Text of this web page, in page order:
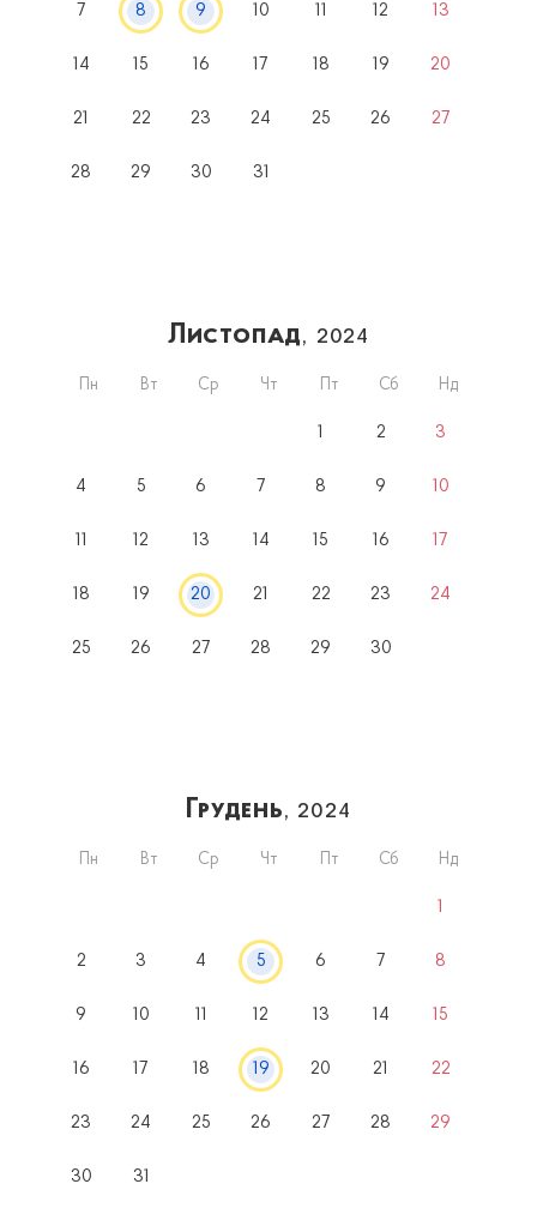
7 8 9 10 11 12 13
14 15 16 17 18 19 20
21 22 23 24 25 26 27
28 29 30 31
Листопад, 2024
Пн Вт Ср Чт Пт Сб Нд
1 2 3
4 5 6 7 8 9 10
11 12 13 14 15 16 17
18 19 20 21 22 23 24
25 26 27 28 29 30
Грудень, 2024
Пн Вт Ср Чт Пт Сб Нд
1
2 3 4 5 6 7 8
9 10 11 12 13 14 15
16 17 18 19 20 21 22
23 24 25 26 27 28 29
30 31